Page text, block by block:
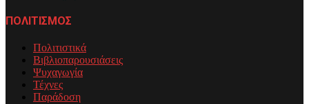
ΠΟΛΙΤΙΣΜΟΣ
Πολιτιστικά
Βιβλιοπαρουσιάσεις
Ψυχαγωγία
Τέχνες
Παράδοση